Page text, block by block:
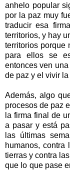
anhelo popular
por la paz muy
traducir esa
territorios, y hay
territorios porque
para ellos se
entonces ven
de paz y el vivir la
Además, algo
procesos de paz
la firma final de
a pasar y está
las últimas
humanos, contra
tierras y contra
que lo que pase